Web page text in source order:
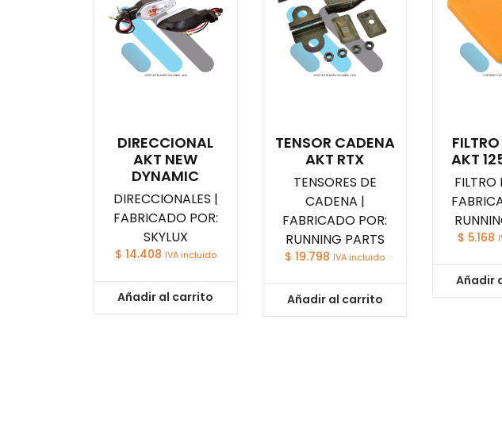
DIRECCIONAL
AKT NEW
DYNAMIC
DIRECCIONALES |
FABRICADO POR:
SKYLUX
$ 14.408 IVA incluido
Añadir al carrito
TENSOR CADENA
AKT RTX
TENSORES DE
CADENA |
FABRICADO POR:
RUNNING PARTS
$ 19.798 IVA incluido
Añadir al carrito
AKT
FILTRO
$ 5.168
Añadir